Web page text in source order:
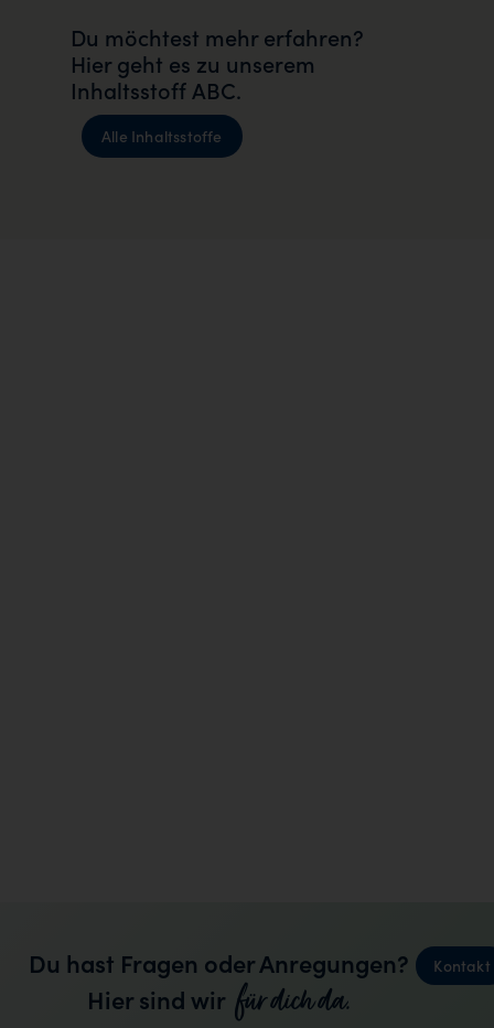
Du möchtest mehr erfahren?
Hier geht es zu unserem
Inhaltsstoff ABC.
Alle Inhaltsstoffe
Du hast Fragen oder Anregungen?
Hier sind wir für dich da.
Kontakt